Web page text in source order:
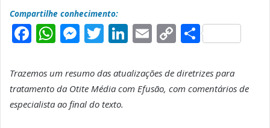
Compartilhe conhecimento:
F
a
c
e
b
W
h
a
t
s
M
e
s
s
e
T
w
it
t
e
L
i
n
k
E
m
a
il
C
o
p
y
S
h
a
r
Trazemos um resumo das atualizações de diretrizes para
tratamento da Otite Média com Efusão, com comentários de
especialista ao final do texto.